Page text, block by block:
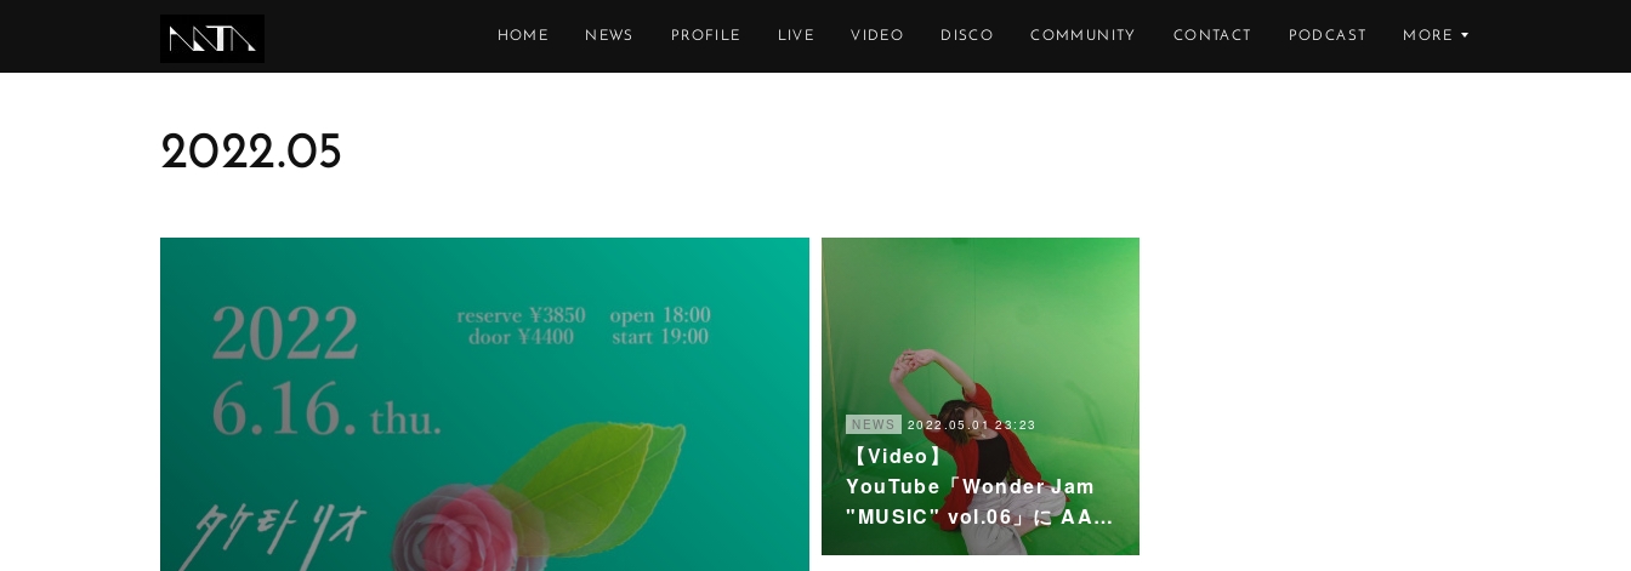
HOME NEWS PROFILE LIVE VIDEO DISCO COMMUNITY CONTACT PODCAST MORE
2022.05
NEWS 2022.05.01 23:23
【Video】
YouTube「Wonder Jam
"MUSIC" vol.06」に AA…